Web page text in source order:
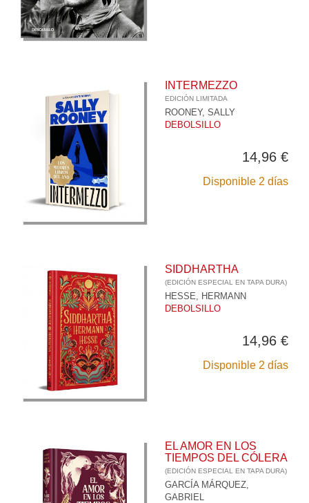
INTERMEZZO
EDICIÓN LIMITADA
ROONEY, SALLY
DEBOLSILLO
14,96 €
Disponible 2 días
SIDDHARTHA
(EDICIÓN ESPECIAL EN TAPA DURA)
HESSE, HERMANN
DEBOLSILLO
14,96 €
Disponible 2 días
EL AMOR EN LOS
TIEMPOS DEL CÓLERA
(EDICIÓN ESPECIAL EN TAPA DURA)
GARCÍA MÁRQUEZ,
GABRIEL